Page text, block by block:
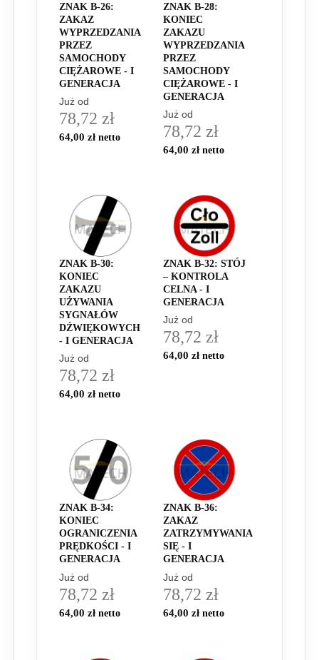
ZNAK B-26:
ZAKAZ
WYPRZEDZANIA
PRZEZ
SAMOCHODY
CIĘŻAROWE - I
GENERACJA
Już od
78,72 zł
64,00 zł
ZNAK B-28:
KONIEC
ZAKAZU
WYPRZEDZANIA
PRZEZ
SAMOCHODY
CIĘŻAROWE - I
GENERACJA
Już od
78,72 zł
64,00 zł
ZNAK B-30:
KONIEC
ZAKAZU
UŻYWANIA
SYGNAŁÓW
DŹWIĘKOWYCH
- I GENERACJA
Już od
78,72 zł
64,00 zł
ZNAK B-32: STÓJ
– KONTROLA
CELNA - I
GENERACJA
Już od
78,72 zł
64,00 zł
ZNAK B-34:
KONIEC
OGRANICZENIA
PRĘDKOŚCI - I
GENERACJA
Już od
78,72 zł
64,00 zł
ZNAK B-36:
ZAKAZ
ZATRZYMYWANIA
SIĘ - I
GENERACJA
Już od
78,72 zł
64,00 zł